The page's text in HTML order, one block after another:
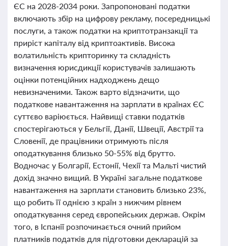
ЄС на 2028-2034 роки. Запропоновані податки
включають збір на цифрову рекламу, посередницькі
послуги, а також податки на криптотранзакції та
приріст капіталу від криптоактивів. Висока
волатильність крипторинку та складність
визначення юрисдикції користувачів залишають
оцінки потенційних надходжень дещо
невизначеними. Також варто відзначити, що
податкове навантаження на зарплати в країнах ЄС
суттєво варіюється. Найвищі ставки податків
спостерігаються у Бельгії, Данії, Швеції, Австрії та
Словенії, де працівники отримують після
оподаткування близько 50-55% від брутто.
Водночас у Болгарії, Естонії, Чехії та Мальті чистий
дохід значно вищий. В Україні загальне податкове
навантаження на зарплати становить близько 23%,
що робить її однією з країн з нижчим рівнем
оподаткування серед європейських держав. Окрім
того, в Іспанії розпочинається очний прийом
платників податків для підготовки декларацій за